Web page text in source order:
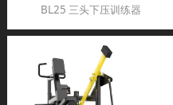
BL25 三头下压训练器